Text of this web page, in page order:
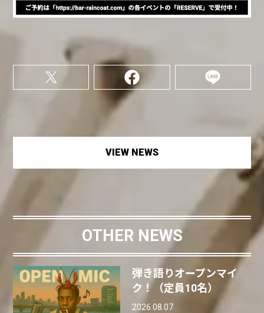
VIEW NEWS
OTHER NEWS
弾き語りオープンマイ
ク！（定員10名）
2026.08.07